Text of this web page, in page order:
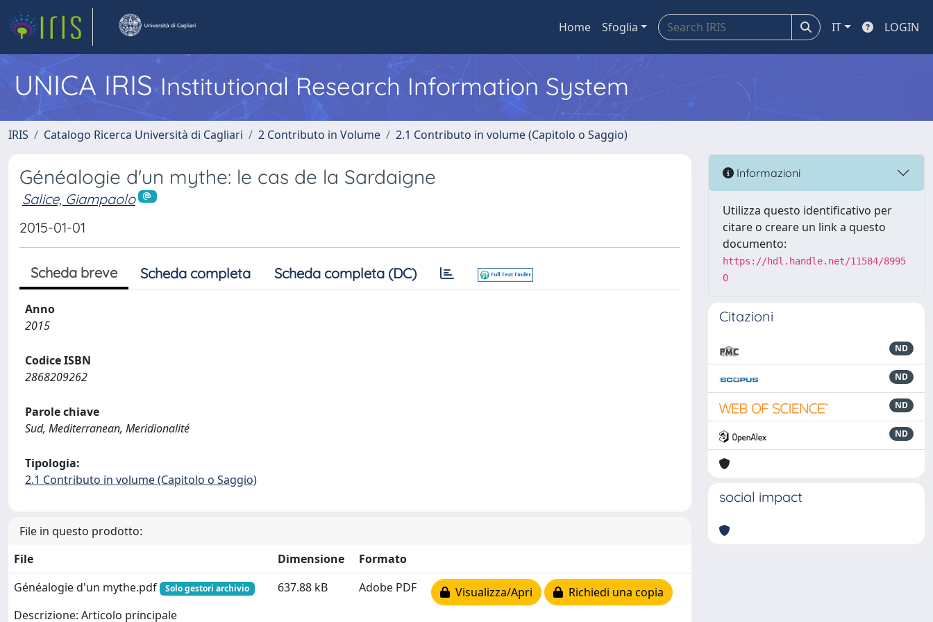
Home Sfoglia IT LOGIN
UNICA IRISInstitutional Research Information System
IRIS Catalogo Ricerca Università di Cagliari 2 Contributo in Volume 2.1 Contributo in volume (Capitolo o Saggio)
Généalogie d'un mythe: le cas de la Sardaigne
Salice, Giampaolo
2015-01-01
Scheda breve Scheda completa Scheda completa (DC)
Anno
2015
Codice ISBN
2868209262
Parole chiave
Sud, Mediterranean, Meridionalité
Tipologia:
2.1 Contributo in volume (Capitolo o Saggio)
File in questo prodotto:
File
Dimensione
Formato
Généalogie d'un mythe.pdf
Solo gestori archivio
Descrizione: Articolo principale
637.88 kB Adobe PDF Visualizza/Apri Richiedi una copia
Informazioni
Utilizza questo identificativo per
citare o creare un link a questo
documento:
https://hdl.handle.net/11584/8995
0
Citazioni
ND
ND
ND
ND
social impact